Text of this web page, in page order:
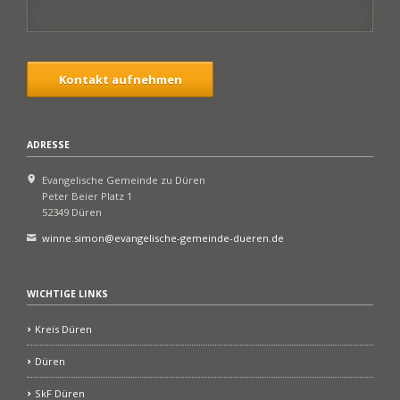
Kontakt aufnehmen
ADRESSE
Evangelische Gemeinde zu Düren
Peter Beier Platz 1
52349 Düren
winne.simon@evangelische-gemeinde-dueren.de
WICHTIGE LINKS
Kreis Düren
Düren
SkF Düren